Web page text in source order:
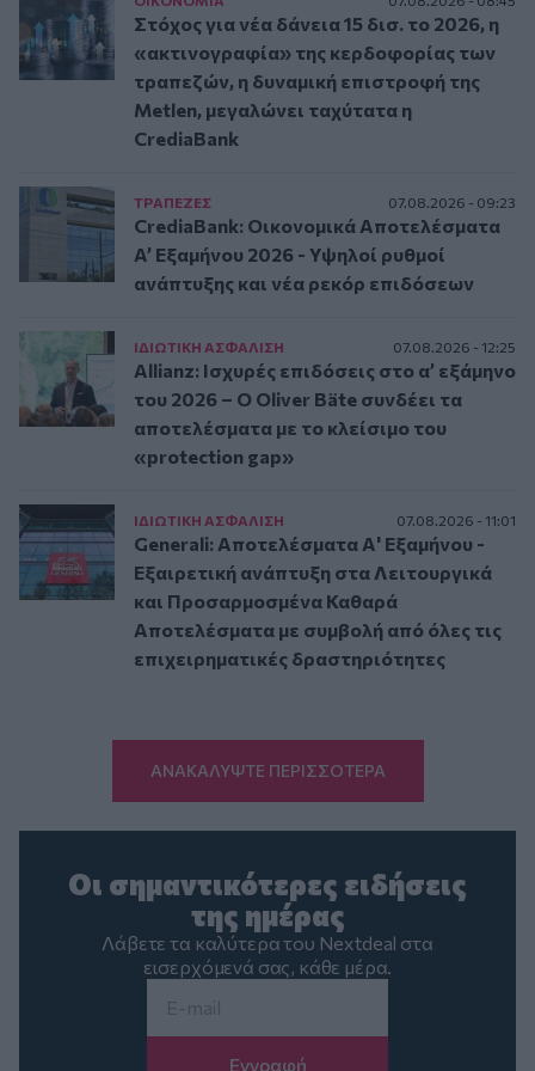
Στόχος για νέα δάνεια 15 δισ. το 2026, η
«ακτινογραφία» της κερδοφορίας των
τραπεζών, η δυναμική επιστροφή της
Metlen, μεγαλώνει ταχύτατα η
CrediaBank
ΤΡAΠΕΖΕΣ 07.08.2026 - 09:23
CrediaBank: Οικονομικά Αποτελέσματα
A’ Εξαμήνου 2026 - Υψηλοί ρυθμοί
ανάπτυξης και νέα ρεκόρ επιδόσεων
ΙΔΙΩΤΙΚΗ ΑΣΦAΛΙΣΗ 07.08.2026 - 12:25
Allianz: Ισχυρές επιδόσεις στο α’ εξάμηνο
του 2026 – Ο Oliver Bäte συνδέει τα
αποτελέσματα με το κλείσιμο του
«protection gap»
ΙΔΙΩΤΙΚΗ ΑΣΦAΛΙΣΗ 07.08.2026 - 11:01
Generali: Αποτελέσματα Α' Εξαμήνου -
Εξαιρετική ανάπτυξη στα Λειτουργικά
και Προσαρμοσμένα Καθαρά
Αποτελέσματα με συμβολή από όλες τις
επιχειρηματικές δραστηριότητες
ΑΝΑΚΑΛΥΨΤΕ ΠΕΡΙΣΣΟΤΕΡΑ
Οι σημαντικότερες ειδήσεις
της ημέρας
Λάβετε τα καλύτερα του Nextdeal στα
εισερχόμενά σας, κάθε μέρα.